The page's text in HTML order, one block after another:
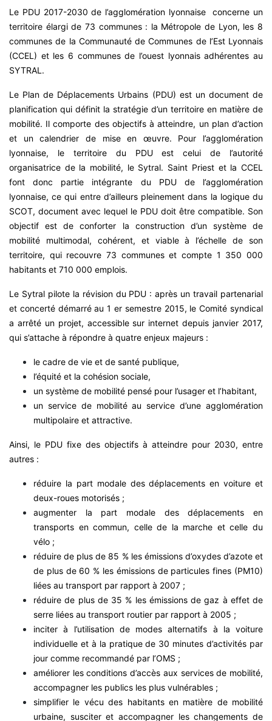
Le PDU 2017-2030 de l’agglomération lyonnaise concerne un
territoire élargi de 73 communes : la Métropole de Lyon, les 8
communes de la Communauté de Communes de l’Est Lyonnais
(CCEL) et les 6 communes de l’ouest lyonnais adhérentes au
SYTRAL.
Le Plan de Déplacements Urbains (PDU) est un document de
planification qui définit la stratégie d’un territoire en matière de
mobilité. Il comporte des objectifs à atteindre, un plan d’action
et un calendrier de mise en œuvre. Pour l’agglomération
lyonnaise, le territoire du PDU est celui de l’autorité
organisatrice de la mobilité, le Sytral. Saint Priest et la CCEL
font donc partie intégrante du PDU de l’agglomération
lyonnaise, ce qui entre d’ailleurs pleinement dans la logique du
SCOT, document avec lequel le PDU doit être compatible. Son
objectif est de conforter la construction d’un système de
mobilité multimodal, cohérent, et viable à l’échelle de son
territoire, qui recouvre 73 communes et compte 1 350 000
habitants et 710 000 emplois.
Le Sytral pilote la révision du PDU : après un travail partenarial
et concerté démarré au 1 er semestre 2015, le Comité syndical
a arrêté un projet, accessible sur internet depuis janvier 2017,
qui s’attache à répondre à quatre enjeux majeurs :
le cadre de vie et de santé publique,
l’équité et la cohésion sociale,
un système de mobilité pensé pour l’usager et l’habitant,
un service de mobilité au service d’une agglomération
multipolaire et attractive.
Ainsi, le PDU fixe des objectifs à atteindre pour 2030, entre
autres :
réduire la part modale des déplacements en voiture et
deux-roues motorisés ;
augmenter la part modale des déplacements en
transports en commun, celle de la marche et celle du
vélo ;
réduire de plus de 85 % les émissions d’oxydes d’azote et
de plus de 60 % les émissions de particules fines (PM10)
liées au transport par rapport à 2007 ;
réduire de plus de 35 % les émissions de gaz à effet de
serre liées au transport routier par rapport à 2005 ;
inciter à l’utilisation de modes alternatifs à la voiture
individuelle et à la pratique de 30 minutes d’activités par
jour comme recommandé par l’OMS ;
améliorer les conditions d’accès aux services de mobilité,
accompagner les publics les plus vulnérables ;
simplifier le vécu des habitants en matière de mobilité
urbaine, susciter et accompagner les changements de